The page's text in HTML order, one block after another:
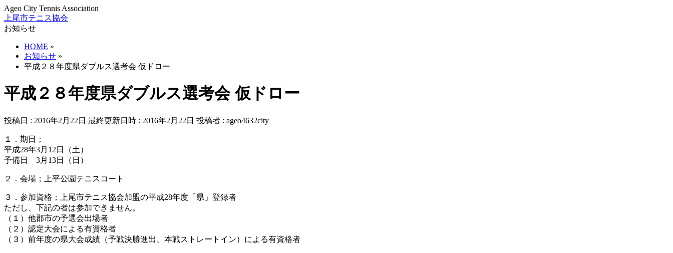
Ageo City Tennis Association
上尾市テニス協会
お知らせ
HOME »
お知らせ »
平成２８年度県ダブルス選考会 仮ドロー
平成２８年度県ダブルス選考会 仮ドロー
投稿日 : 2016年2月22日 最終更新日時 : 2016年2月22日 投稿者 : ageo4632city
１．期日；
平成28年3月12日（土）
予備日 3月13日（日）
２．会場；上平公園テニスコート
３．参加資格；上尾市テニス協会加盟の平成28年度「県」登録者
ただし、下記の者は参加できません。
（１）他郡市の予選会出場者
（２）認定大会による有資格者
（３）前年度の県大会成績（予戦決勝進出、本戦ストレートイン）による有資格者